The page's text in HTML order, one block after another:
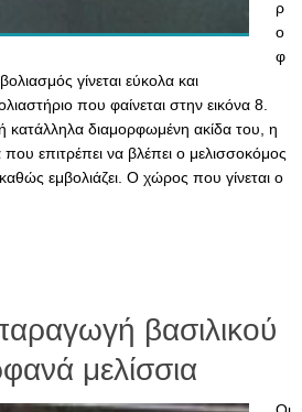
ρ
ο
φ
γίνεται εύκολα και
που φαίνεται στην εικόνα 8.
κατάλληλα διαμορφωμένη ακίδα του, η
που επιτρέπει να βλέπει ο μελισσοκόμος
εμβολιάζει. Ο χώρος που γίνεται ο
βασιλικού
μελίσσια